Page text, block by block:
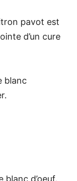
pavot est
d’un cure
blanc
blanc d’oeuf.